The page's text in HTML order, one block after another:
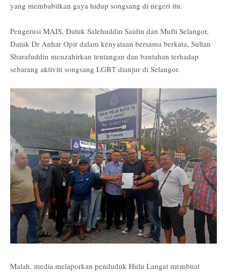
yang membabitkan gaya hidup songsang di negeri itu.
Pengerusi MAIS, Datuk Salehuddin Saidin dan Mufti Selangor,
Datuk Dr Anhar Opir dalam kenyataan bersama berkata, Sultan
Sharafuddin menzahirkan tentangan dan bantahan terhadap
sebarang aktiviti songsang LGBT dianjur di Selangor.
Malah, media melaporkan penduduk Hulu Langat membuat